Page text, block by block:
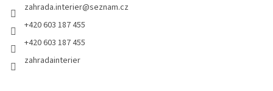
zahrada.interier@seznam.cz
+420 603 187 455
+420 603 187 455
zahradainterier